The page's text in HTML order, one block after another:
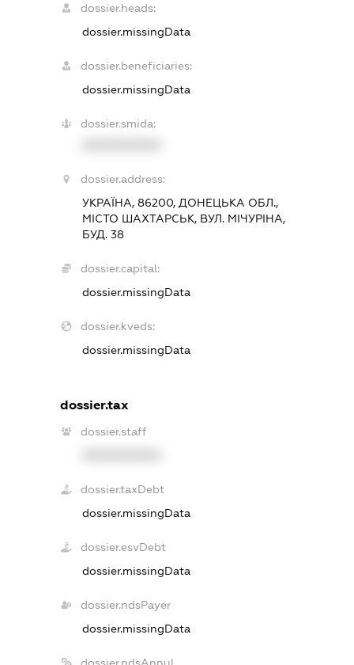
dossier.heads:
dossier.missingData
dossier.beneficiaries:
dossier.missingData
dossier.smida:
dossier.address:
УКРАЇНА, 86200, ДОНЕЦЬКА ОБЛ.,
МІСТО ШАХТАРСЬК, ВУЛ. МІЧУРІНА,
БУД. 38
dossier.capital:
dossier.missingData
dossier.kveds:
dossier.missingData
dossier.tax
dossier.staff
dossier.taxDebt
dossier.missingData
dossier.esvDebt
dossier.missingData
dossier.ndsPayer
dossier.missingData